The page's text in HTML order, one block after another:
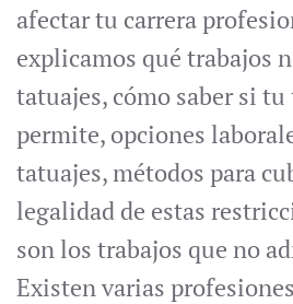
afectar tu carrera
explicamos qué trabajos
tatuajes, cómo saber si
permite, opciones
tatuajes, métodos para
legalidad de estas
son los trabajos que no
Existen varias